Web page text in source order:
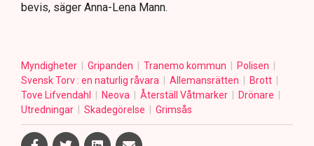
bevis, säger Anna-Lena Mann.
Myndigheter Gripanden Tranemo kommun
Polisen
Svensk Torv : en naturlig råvara
Allemansrätten
Brott
Tove Lifvendahl
Neova Återställ Våtmarker
Drönare
Utredningar
Skadegörelse Grimsås